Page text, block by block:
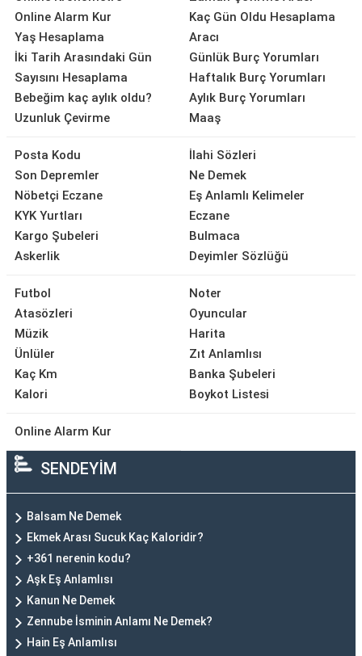
Online Alarm Kur
Yaş Hesaplama
İki Tarih Arasındaki Gün
Sayısını Hesaplama
Bebeğim kaç aylık oldu?
Uzunluk Çevirme
Kaç Gün Oldu Hesaplama
Aracı
Günlük Burç Yorumları
Haftalık Burç Yorumları
Aylık Burç Yorumları
Maaş
Posta Kodu
Son Depremler
Nöbetçi Eczane
KYK Yurtları
Kargo Şubeleri
Askerlik
İlahi Sözleri
Ne Demek
Eş Anlamlı Kelimeler
Eczane
Bulmaca
Deyimler Sözlüğü
Futbol
Atasözleri
Müzik
Ünlüler
Kaç Km
Kalori
Noter
Oyuncular
Harita
Zıt Anlamlısı
Banka Şubeleri
Boykot Listesi
Online Alarm Kur
SENDEYİM
Balsam Ne Demek
Ekmek Arası Sucuk Kaç Kaloridir?
+361 nerenin kodu?
Aşk Eş Anlamlısı
Kanun Ne Demek
Zennube İsminin Anlamı Ne Demek?
Hain Eş Anlamlısı